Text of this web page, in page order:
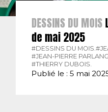
DESSINS DU MOIS
de mai 2025
#DESSINS DU MOIS.
#JEAN-PIERRE
#THIERRY DUBOIS.
Publié le : 5 mai